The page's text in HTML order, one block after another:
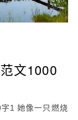
文1000
1 她像一只燃烧